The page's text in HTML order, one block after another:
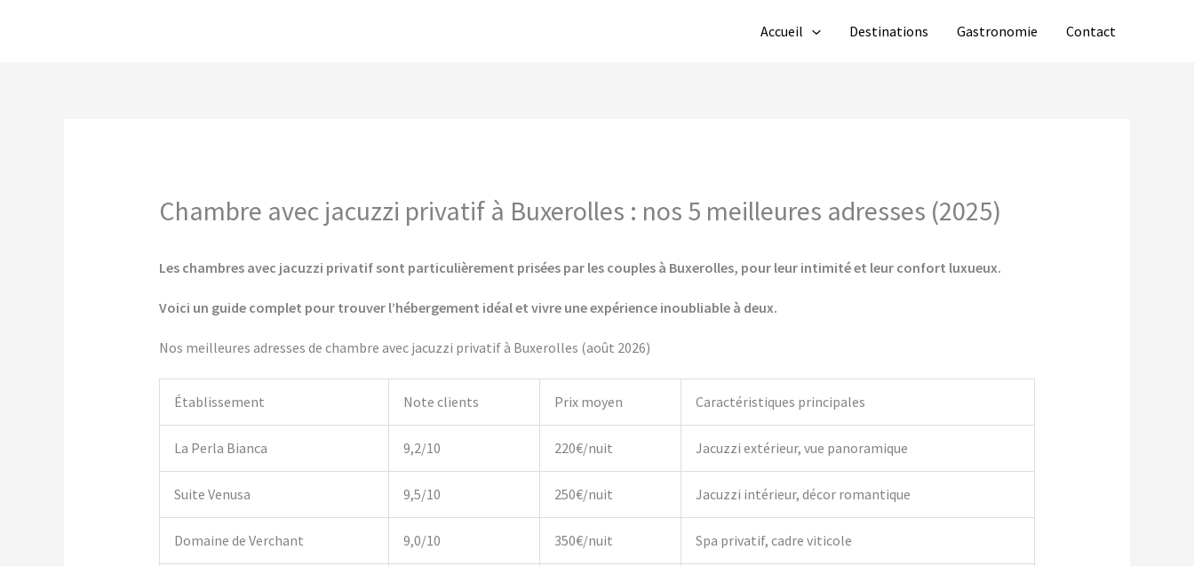
Accueil Destinations Gastronomie Contact
Chambre avec jacuzzi privatif à Buxerolles : nos 5 meilleures adresses (2025)
Les chambres avec jacuzzi privatif sont particulièrement prisées par les couples à Buxerolles, pour leur intimité et leur confort luxueux.
Voici un guide complet pour trouver l’hébergement idéal et vivre une expérience inoubliable à deux.
Nos meilleures adresses de chambre avec jacuzzi privatif à Buxerolles (août 2026)
Établissement Note clients Prix moyen Caractéristiques principales
La Perla Bianca 9,2/10 220€/nuit Jacuzzi extérieur, vue panoramique
Suite Venusa 9,5/10 250€/nuit Jacuzzi intérieur, décor romantique
Domaine de Verchant 9,0/10 350€/nuit Spa privatif, cadre viticole